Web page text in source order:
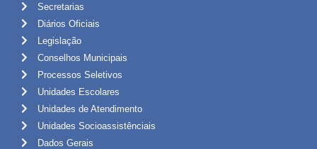
Secretarias
Diários Oficiais
Legislação
Conselhos Municipais
Processos Seletivos
Unidades Escolares
Unidades de Atendimento
Unidades Socioassistênciais
Dados Gerais